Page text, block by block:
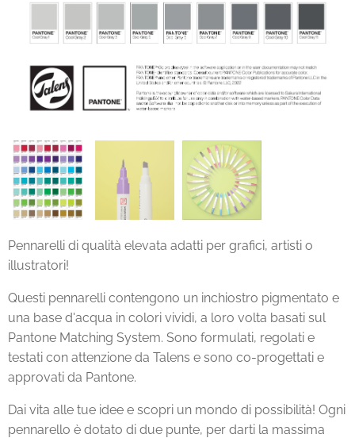
Pennarelli di qualità elevata adatti per grafici, artisti o
illustratori!
Questi pennarelli contengono un inchiostro pigmentato e
una base d'acqua in colori vividi, a loro volta basati sul
Pantone Matching System. Sono formulati, regolati e
testati con attenzione da Talens e sono co-progettati e
approvati da Pantone.
Dai vita alle tue idee e scopri un mondo di possibilità! Ogni
pennarello è dotato di due punte, per darti la massima